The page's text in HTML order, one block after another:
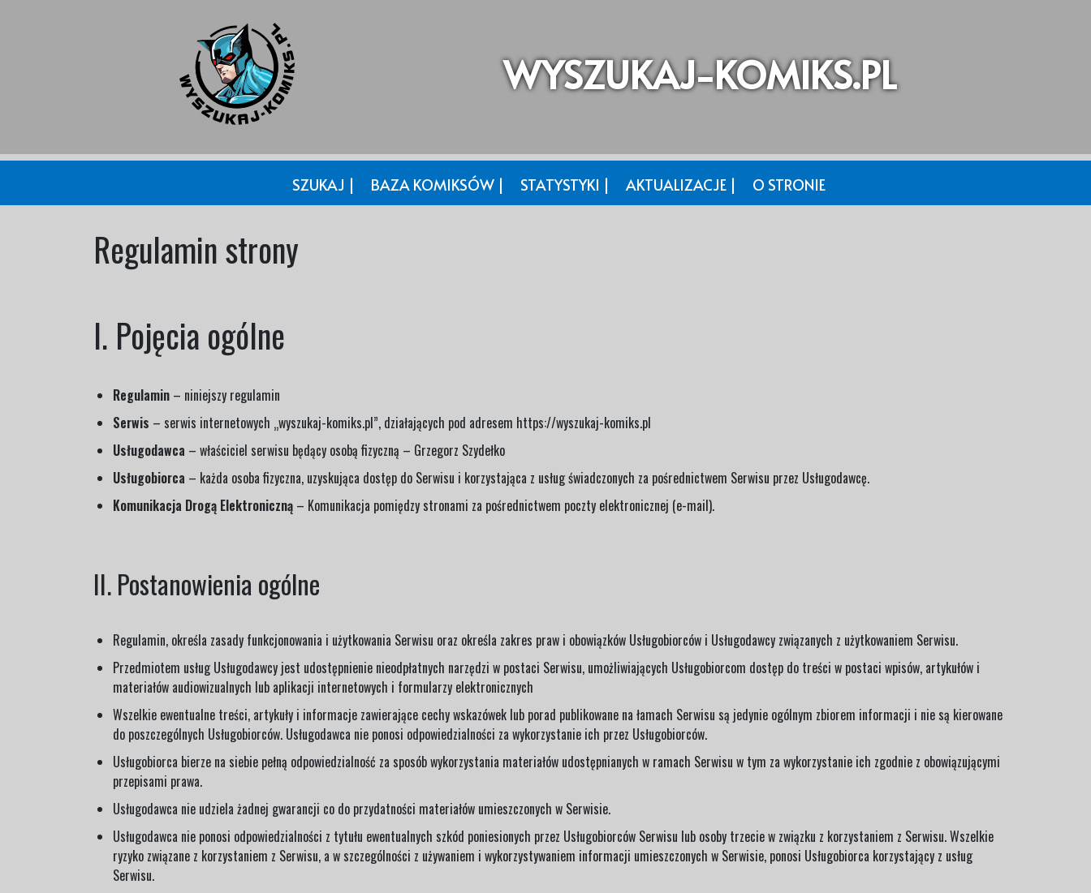
WYSZUKAJ-KOMIKS.PL
SZUKAJ | BAZA KOMIKSÓW | STATYSTYKI | AKTUALIZACJE | O STRONIE
Regulamin strony
I. Pojęcia ogólne
Regulamin – niniejszy regulamin
Serwis – serwis internetowych „wyszukaj-komiks.pl”, działających pod adresem https://wyszukaj-komiks.pl
Usługodawca – właściciel serwisu będący osobą fizyczną – Grzegorz Szydełko
Usługobiorca – każda osoba fizyczna, uzyskująca dostęp do Serwisu i korzystająca z usług świadczonych za pośrednictwem Serwisu przez Usługodawcę.
Komunikacja Drogą Elektroniczną – Komunikacja pomiędzy stronami za pośrednictwem poczty elektronicznej (e-mail).
II. Postanowienia ogólne
Regulamin, określa zasady funkcjonowania i użytkowania Serwisu oraz określa zakres praw i obowiązków Usługobiorców i Usługodawcy związanych z użytkowaniem Serwisu.
Przedmiotem usług Usługodawcy jest udostępnienie nieodpłatnych narzędzi w postaci Serwisu, umożliwiających Usługobiorcom dostęp do treści w postaci wpisów, artykułów i
materiałów audiowizualnych lub aplikacji internetowych i formularzy elektronicznych
Wszelkie ewentualne treści, artykuły i informacje zawierające cechy wskazówek lub porad publikowane na łamach Serwisu są jedynie ogólnym zbiorem informacji i nie są kierowane
do poszczególnych Usługobiorców. Usługodawca nie ponosi odpowiedzialności za wykorzystanie ich przez Usługobiorców.
Usługobiorca bierze na siebie pełną odpowiedzialność za sposób wykorzystania materiałów udostępnianych w ramach Serwisu w tym za wykorzystanie ich zgodnie z obowiązującymi
przepisami prawa.
Usługodawca nie udziela żadnej gwarancji co do przydatności materiałów umieszczonych w Serwisie.
Usługodawca nie ponosi odpowiedzialności z tytułu ewentualnych szkód poniesionych przez Usługobiorców Serwisu lub osoby trzecie w związku z korzystaniem z Serwisu. Wszelkie
ryzyko związane z korzystaniem z Serwisu, a w szczególności z używaniem i wykorzystywaniem informacji umieszczonych w Serwisie, ponosi Usługobiorca korzystający z usług
Serwisu.